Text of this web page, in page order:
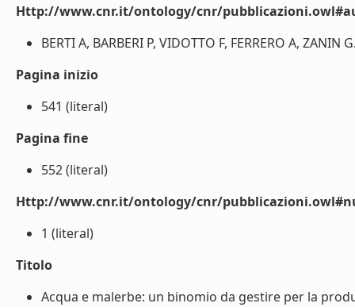
Http://www.cnr.it/ontology/cnr/
BERTI A, BARBERI P, VIDOTTO F, FERRERO A, ZANIN
Pagina inizio
541 (literal)
Pagina fine
552 (literal)
Http://www.cnr.it/ontology/cnr/
1 (literal)
Titolo
Acqua e malerbe: un binomio da gestire per la